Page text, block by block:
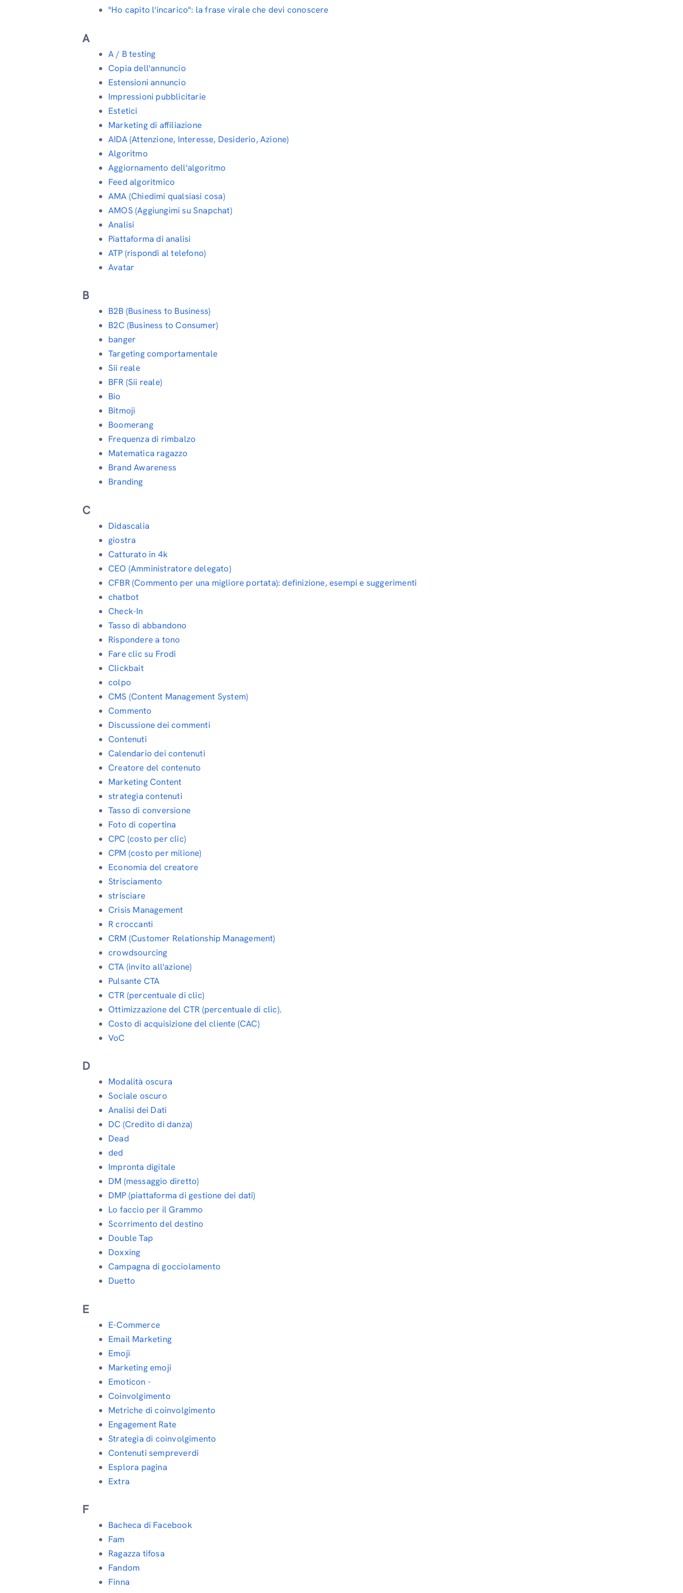
"Ho capito l'incarico": la frase virale che devi conoscere
A
A / B testing
Copia dell'annuncio
Estensioni annuncio
Impressioni pubblicitarie
Estetici
Marketing di affiliazione
AIDA (Attenzione, Interesse, Desiderio, Azione)
Algoritmo
Aggiornamento dell'algoritmo
Feed algoritmico
AMA (Chiedimi qualsiasi cosa)
AMOS (Aggiungimi su Snapchat)
Analisi
Piattaforma di analisi
ATP (rispondi al telefono)
Avatar
B
B2B (Business to Business)
B2C (Business to Consumer)
banger
Targeting comportamentale
Sii reale
BFR (Sii reale)
Bio
Bitmoji
Boomerang
Frequenza di rimbalzo
Matematica ragazzo
Brand Awareness
Branding
C
Didascalia
giostra
Catturato in 4k
CEO (Amministratore delegato)
CFBR (Commento per una migliore portata): definizione, esempi e suggerimenti
chatbot
Check-In
Tasso di abbandono
Rispondere a tono
Fare clic su Frodi
Clickbait
colpo
CMS (Content Management System)
Commento
Discussione dei commenti
Contenuti
Calendario dei contenuti
Creatore del contenuto
Marketing Content
strategia contenuti
Tasso di conversione
Foto di copertina
CPC (costo per clic)
CPM (costo per milione)
Economia del creatore
Strisciamento
strisciare
Crisis Management
R croccanti
CRM (Customer Relationship Management)
crowdsourcing
CTA (invito all'azione)
Pulsante CTA
CTR (percentuale di clic)
Ottimizzazione del CTR (percentuale di clic).
Costo di acquisizione del cliente (CAC)
VoC
D
Modalità oscura
Sociale oscuro
Analisi dei Dati
DC (Credito di danza)
Dead
ded
Impronta digitale
DM (messaggio diretto)
DMP (piattaforma di gestione dei dati)
Lo faccio per il Grammo
Scorrimento del destino
Double Tap
Doxxing
Campagna di gocciolamento
Duetto
E
E-Commerce
Email Marketing
Emoji
Marketing emoji
Emoticon -
Coinvolgimento
Metriche di coinvolgimento
Engagement Rate
Strategia di coinvolgimento
Contenuti sempreverdi
Esplora pagina
Extra
F
Bacheca di Facebook
Fam
Ragazza tifosa
Fandom
Finna